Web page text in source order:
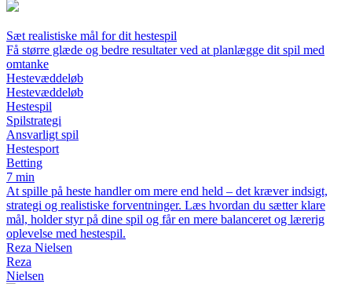
Sæt realistiske mål for dit hestespil
Få større glæde og bedre resultater ved at planlægge dit spil med
omtanke
Hestevæddeløb
Hestevæddeløb
Hestespil
Spilstrategi
Ansvarligt spil
Hestesport
Betting
7 min
At spille på heste handler om mere end held – det kræver indsigt,
strategi og realistiske forventninger. Læs hvordan du sætter klare
mål, holder styr på dine spil og får en mere balanceret og lærerig
oplevelse med hestespil.
Reza Nielsen
Reza
Nielsen